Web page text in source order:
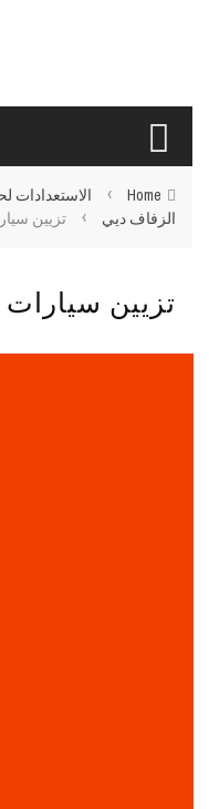
Home
› الاستعدادات
الزفاف ديي
› تزيين
تزيين سيارات